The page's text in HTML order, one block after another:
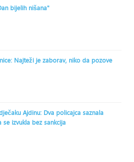
bijelih nišana"
Najteži je zaborav, niko da pozove
Ajdinu: Dva policajca saznala
se izvukla bez sankcija